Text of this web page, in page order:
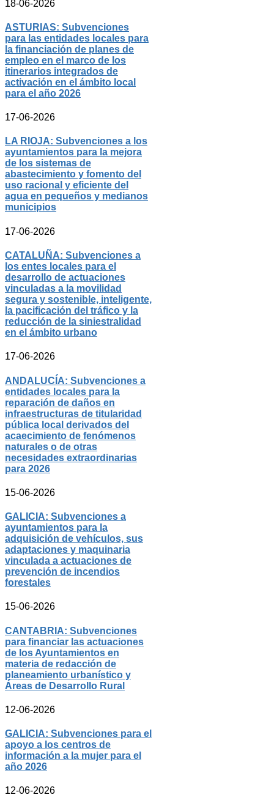
18-06-2026
ASTURIAS: Subvenciones
para las entidades locales para
la financiación de planes de
empleo en el marco de los
itinerarios integrados de
activación en el ámbito local
para el año 2026
17-06-2026
LA RIOJA: Subvenciones a los
ayuntamientos para la mejora
de los sistemas de
abastecimiento y fomento del
uso racional y eficiente del
agua en pequeños y medianos
municipios
17-06-2026
CATALUÑA: Subvenciones a
los entes locales para el
desarrollo de actuaciones
vinculadas a la movilidad
segura y sostenible, inteligente,
la pacificación del tráfico y la
reducción de la siniestralidad
en el ámbito urbano
17-06-2026
ANDALUCÍA: Subvenciones a
entidades locales para la
reparación de daños en
infraestructuras de titularidad
pública local derivados del
acaecimiento de fenómenos
naturales o de otras
necesidades extraordinarias
para 2026
15-06-2026
GALICIA: Subvenciones a
ayuntamientos para la
adquisición de vehículos, sus
adaptaciones y maquinaria
vinculada a actuaciones de
prevención de incendios
forestales
15-06-2026
CANTABRIA: Subvenciones
para financiar las actuaciones
de los Ayuntamientos en
materia de redacción de
planeamiento urbanístico y
Áreas de Desarrollo Rural
12-06-2026
GALICIA: Subvenciones para el
apoyo a los centros de
información a la mujer para el
año 2026
12-06-2026